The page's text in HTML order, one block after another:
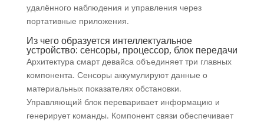
удалённого наблюдения и управления через
портативные приложения.
Из чего образуется интеллектуальное
устройство: сенсоры, процессор, блок передачи
Архитектура смарт девайса объединяет три главных
компонента. Сенсоры аккумулируют данные о
материальных показателях обстановки.
Управляющий блок переваривает информацию и
генерирует команды. Компонент связи обеспечивает